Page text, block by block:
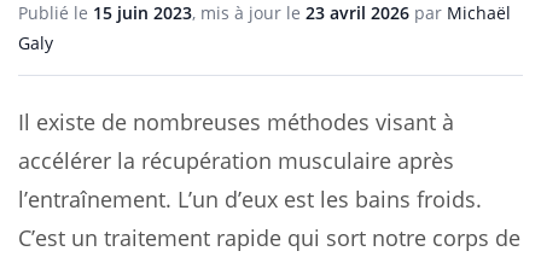
Publié le 15 juin 2023, mis à jour le 23 avril 2026 par Michaël
Galy
Il existe de nombreuses méthodes visant à
accélérer la récupération musculaire après
l’entraînement. L’un d’eux est les bains froids.
C’est un traitement rapide qui sort notre corps de